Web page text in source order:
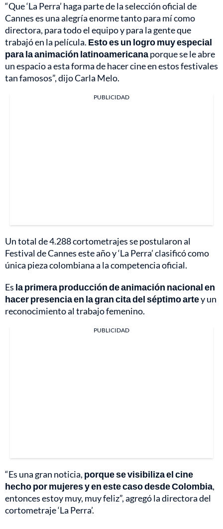
“Que ‘La Perra’ haga parte de la selección oficial de
Cannes es una alegría enorme tanto para mí como
directora, para todo el equipo y para la gente que
trabajó en la película. Esto es un logro muy especial
para la animación latinoamericanaporque se le abre
un espacio a esta forma de hacer cine en estos festivales
tan famosos”, dijo Carla Melo.
PUBLICIDAD
Un total de 4.288 cortometrajes se postularon al
Festival de Cannes este año y ‘La Perra’ clasificó como
única pieza colombiana a la competencia oficial.
Es la primera producción de animación nacional en
hacer presencia en la gran cita del séptimo artey un
reconocimiento al trabajo femenino.
PUBLICIDAD
“Es una gran noticia, porque se visibiliza el cine
hecho por mujeres y en este caso desde Colombia,
entonces estoy muy, muy feliz”, agregó la directora del
cortometraje ‘La Perra’.